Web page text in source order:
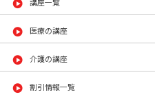
講座一覧
医療の講座
介護の講座
割引情報一覧